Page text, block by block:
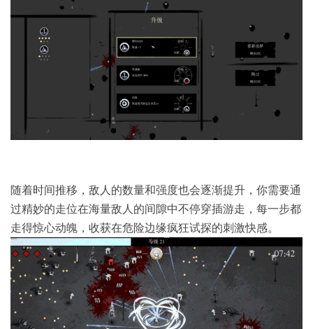
随着时间推移，敌人的数量和强度也会逐渐提升，你需要通
过精妙的走位在海量敌人的间隙中不停穿插游走，每一步都
走得惊心动魄，收获在危险边缘疯狂试探的刺激快感。